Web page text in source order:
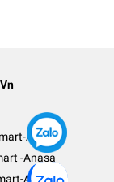
Anasa
-Anasa
Anasa